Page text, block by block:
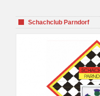
Schachclub Parndorf